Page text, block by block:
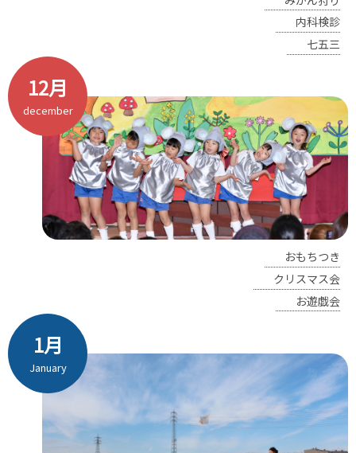
内科検診
七五三
12月
december
おもちつき
クリスマス会
お遊戯会
1月
January